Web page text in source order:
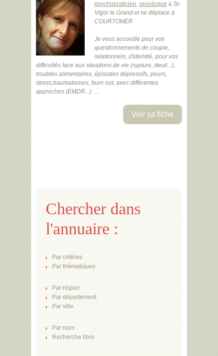
psychopraticien, sexologue à St-
Vigor le Grand et se déplace à
COURTOMER
Je vous accueille pour vos
questionnements de couple,
relationnels, d'identité, pour vos
difficultés face aux situations de vie (rupture, deuil...),
troubles alimentaires, épisodes dépressifs, peurs,
stress,traumatismes, burn out, avec différentes
approches (EMDR...). ...
Voir sa fiche
Chercher dans
l'annuaire :
Par critères
Par thématiques
Par région
Par département
Par ville
Par nom
Recherche libre